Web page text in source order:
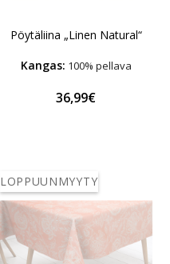
Pöytäliina „Linen Natural“
Kangas: 100% pellava
36,99€
LOPPUUNMYYTY